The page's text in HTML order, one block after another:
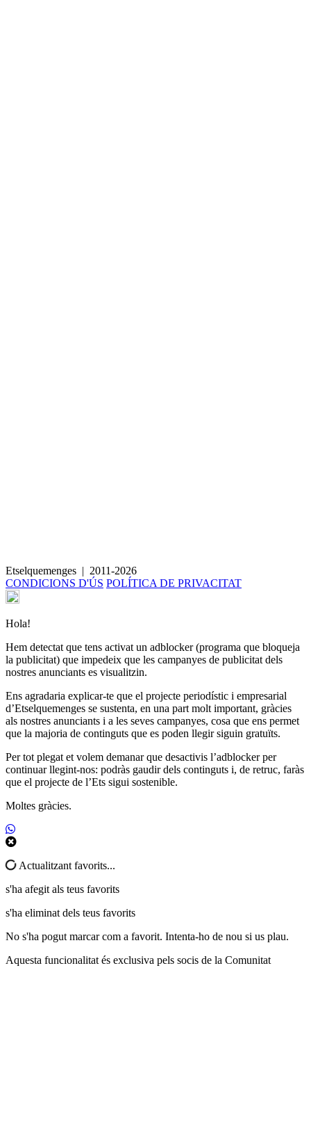
Etselquemenges
2011-2026
CONDICIONS D'ÚS POLÍTICA DE PRIVACITAT
Hola!
Hem detectat que tens activat un adblocker (programa que bloqueja
la publicitat) que impedeix que les campanyes de publicitat dels
nostres anunciants es visualitzin.
Ens agradaria explicar-te que el projecte periodístic i empresarial
d’Etselquemenges se sustenta, en una part molt important, gràcies
als nostres anunciants i a les seves campanyes, cosa que ens permet
que la majoria de continguts que es poden llegir siguin gratuïts.
Per tot plegat et volem demanar que desactivis l’adblocker per
continuar llegint-nos: podràs gaudir dels continguts i, de retruc, faràs
que el projecte de l’Ets sigui sostenible.
Moltes gràcies.
Actualitzant favorits...
s'ha afegit als teus favorits
s'ha eliminat dels teus favorits
No s'ha pogut marcar com a favorit. Intenta-ho de nou si us plau.
Aquesta funcionalitat és exclusiva pels socis de la Comunitat